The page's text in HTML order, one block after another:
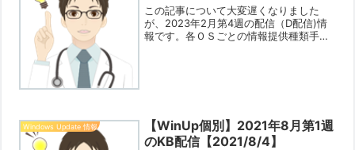
この記事について大変遅くなりました
が、2023年2月第4週の配信（D配信)情
報です。各ＯＳごとの情報提供種類手元
Windows Update 情報
【WinUp個別】2021年8月第1週
のKB配信【2021/8/4】